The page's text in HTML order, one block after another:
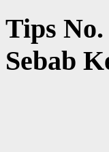
Tips
Sebab